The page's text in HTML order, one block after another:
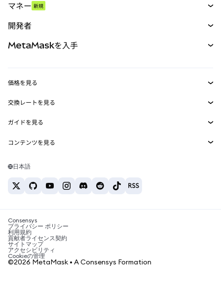
パーペチュアル
RWA
マネー 新規
開発者
MetaMask Connect
Snaps
Web3サービス
MetaMaskを入手
セキュリティ
サポート
キャリア
お問い合わせ
価格を見る
イーサリアムの価格
Solanaの価格
Tetherの価格
交換レートを見る
ETH→USD
USDT→INR
BTC→INR
ETH→USDT
ガイドを見る
ETHの購入
USDTの購入
SHIBの購入
BNBの購入
コンテンツを見る
Solanaウォレット
税制関連ニュース
暗号資産の購入方法は？
ビットコインを売るには？
日本語
Consensys
プライバシー ポリシー
利用規約
貢献者ライセンス契約
サイトマップ
アクセシビリティ
Cookieの管理
©2026 MetaMask • A Consensys Formation